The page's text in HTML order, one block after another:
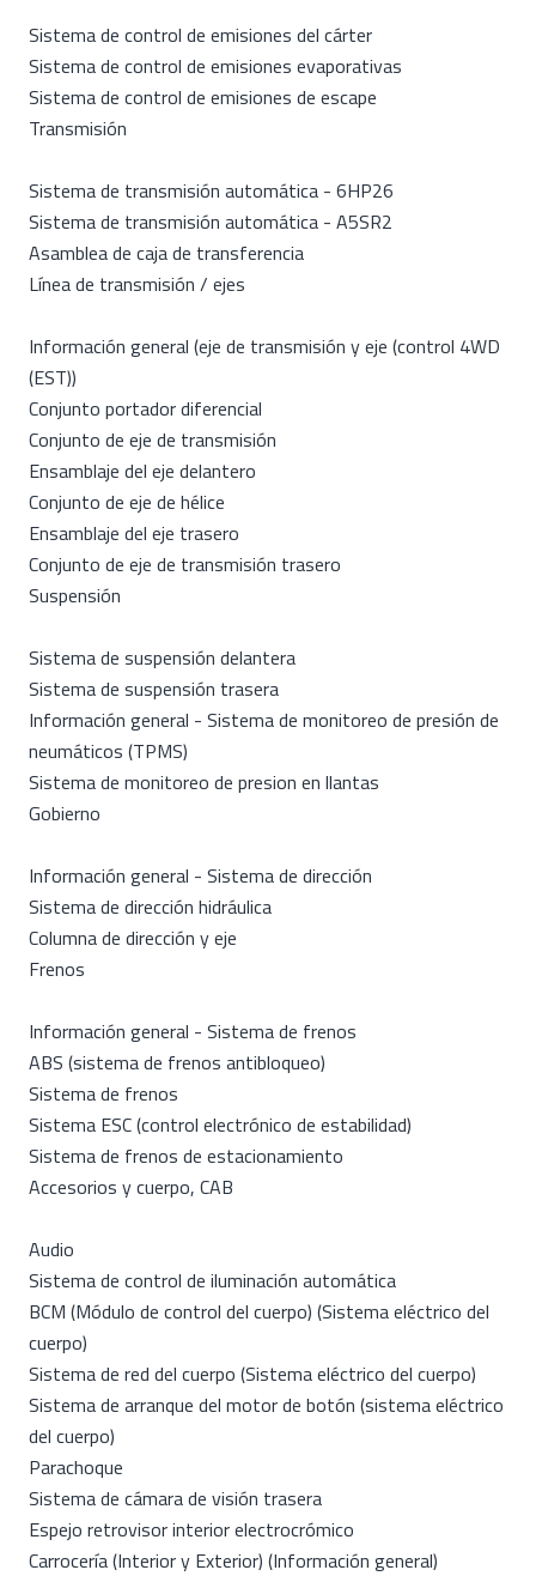
Sistema de control de emisiones del cárter
Sistema de control de emisiones evaporativas
Sistema de control de emisiones de escape
Transmisión
Sistema de transmisión automática - 6HP26
Sistema de transmisión automática - A5SR2
Asamblea de caja de transferencia
Línea de transmisión / ejes
Información general (eje de transmisión y eje (control 4WD
(EST))
Conjunto portador diferencial
Conjunto de eje de transmisión
Ensamblaje del eje delantero
Conjunto de eje de hélice
Ensamblaje del eje trasero
Conjunto de eje de transmisión trasero
Suspensión
Sistema de suspensión delantera
Sistema de suspensión trasera
Información general - Sistema de monitoreo de presión de
neumáticos (TPMS)
Sistema de monitoreo de presion en llantas
Gobierno
Información general - Sistema de dirección
Sistema de dirección hidráulica
Columna de dirección y eje
Frenos
Información general - Sistema de frenos
ABS (sistema de frenos antibloqueo)
Sistema de frenos
Sistema ESC (control electrónico de estabilidad)
Sistema de frenos de estacionamiento
Accesorios y cuerpo, CAB
Audio
Sistema de control de iluminación automática
BCM (Módulo de control del cuerpo) (Sistema eléctrico del
cuerpo)
Sistema de red del cuerpo (Sistema eléctrico del cuerpo)
Sistema de arranque del motor de botón (sistema eléctrico
del cuerpo)
Parachoque
Sistema de cámara de visión trasera
Espejo retrovisor interior electrocrómico
Carrocería (Interior y Exterior) (Información general)